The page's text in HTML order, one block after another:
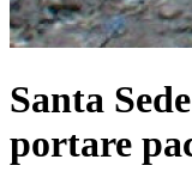
Santa
portare